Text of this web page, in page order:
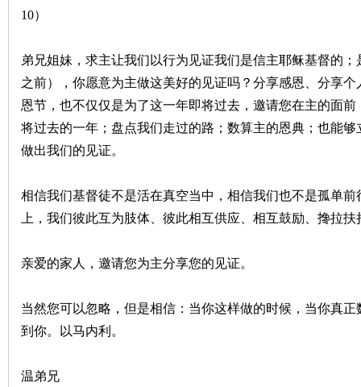
10）
弟兄姐妹，求主让我们以行为见证我们是信主耶稣基督的
之前），你愿意为主做这美好的见证吗？分享感恩、分享
恩节，也不仅仅是为了这一年即将过去，邀请您在主的面
将过去的一年；盘点我们走过的路；数算主的恩典；也能
做出我们的见证。
相信我们基督徒不是活在真空当中，相信我们也不是孤单
上，我们彼此互为肢体、彼此相互供应、相互鼓励、搀拉
亲爱的家人，邀请您为主分享您的见证。
当然您可以忽略，但是相信：当你这样做的时候，当你真
到你。以马内利。
温弟兄